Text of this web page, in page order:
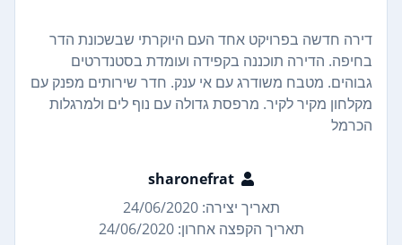
דירה חדשה בפרויקט אחד העם היוקרתי שבשכונת הדר
בחיפה. הדירה תוכננה בקפידה ועומדת בסטנדרטים
גבוהים. מטבח משודרג עם אי ענק. חדר שירותים מפנק עם
מקלחון מקיר לקיר. מרפסת גדולה עם נוף לים ולמרגלות
הכרמל
sharonefrat
תאריך יצירה: 24/06/2020
תאריך הקפצה אחרון: 24/06/2020